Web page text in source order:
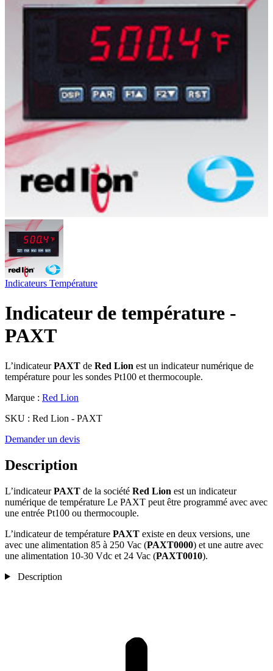
Indicateurs Température
Indicateur de température -
PAXT
L’indicateurPAXT de Red Lion est un indicateur numérique de
température pour les sondes Pt100 et thermocouple.
Marque : Red Lion
SKU : Red Lion - PAXT
Demander un devis
Description
L’indicateurPAXT de la société Red Lion est un indicateur
numérique de température Le PAXT peut être programmé avec avec
une entrée Pt100 ou thermocouple.
L’indicateur de température PAXT existe en deux versions, une
avec une alimentation 85 à 250 Vac (PAXT0000) et une autre avec
une alimentation 10-30 Vdc et 24 Vac (PAXT0010).
Description